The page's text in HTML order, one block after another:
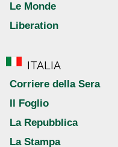
Le Monde
Liberation
ITALIA
Corriere della Sera
Il Foglio
La Repubblica
La Stampa